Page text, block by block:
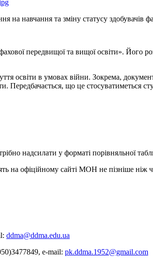
навчання та зміну статусу здобувачів
передвищої та вищої освіти». Його
освіти в умовах війни. Зокрема,
Передбачається, що це стосуватиметься
надсилати у форматі порівняльної
на офіційному сайті МОН не пізніше ніж
ddma@ddma.edu.ua
e-mail: pk.ddma.1952@gmail.com